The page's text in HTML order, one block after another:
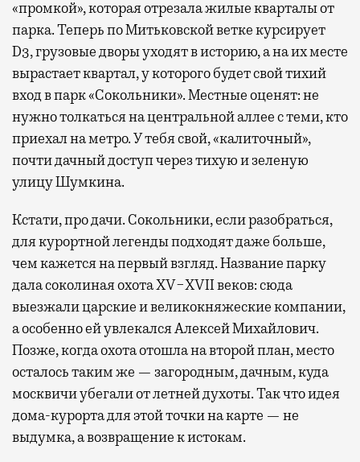
«промкой», которая отрезала жилые кварталы от
парка. Теперь по Митьковской ветке курсирует
D3, грузовые дворы уходят в историю, а на их месте
вырастает квартал, у которого будет свой тихий
вход в парк «Сокольники». Местные оценят: не
нужно толкаться на центральной аллее с теми, кто
приехал на метро. У тебя свой, «калиточный»,
почти дачный доступ через тихую и зеленую
улицу Шумкина.
Кстати, про дачи. Сокольники, если разобраться,
для курортной легенды подходят даже больше,
чем кажется на первый взгляд. Название парку
дала соколиная охота XV−XVII веков: сюда
выезжали царские и великокняжеские компании,
а особенно ей увлекался Алексей Михайлович.
Позже, когда охота отошла на второй план, место
осталось таким же — загородным, дачным, куда
москвичи убегали от летней духоты. Так что идея
дома-курорта для этой точки на карте — не
выдумка, а возвращение к истокам.